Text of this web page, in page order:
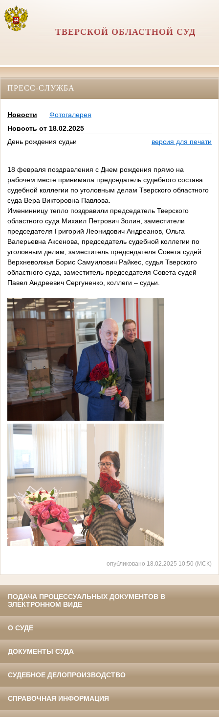
ТВЕРСКОЙ ОБЛАСТНОЙ СУД
ПРЕСС-СЛУЖБА
Новости
Фотогалерея
Новость от 18.02.2025
День рождения судьи
версия для печати
18 февраля поздравления с Днем рождения прямо на
рабочем месте принимала председатель судебного состава
судебной коллегии по уголовным делам Тверского областного
суда Вера Викторовна Павлова.
Именинницу тепло поздравили председатель Тверского
областного суда Михаил Петрович Золин, заместители
председателя Григорий Леонидович Андреанов, Ольга
Валерьевна Аксенова, председатель судебной коллегии по
уголовным делам, заместитель председателя Совета судей
Верхневолжья Борис Самуилович Райкес, судья Тверского
областного суда, заместитель председателя Совета судей
Павел Андреевич Сергуненко, коллеги – судьи.
опубликовано 18.02.2025 10:50 (МСК)
ПОДАЧА ПРОЦЕССУАЛЬНЫХ ДОКУМЕНТОВ В
ЭЛЕКТРОННОМ ВИДЕ
О СУДЕ
ДОКУМЕНТЫ СУДА
СУДЕБНОЕ ДЕЛОПРОИЗВОДСТВО
СПРАВОЧНАЯ ИНФОРМАЦИЯ